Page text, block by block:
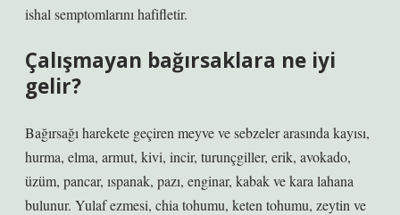
ishal semptomlarını hafifletir.
Çalışmayan bağırsaklara ne iyi
gelir?
Bağırsağı harekete geçiren meyve ve sebzeler arasında kayısı,
hurma, elma, armut, kivi, incir, turunçgiller, erik, avokado,
üzüm, pancar, ıspanak, pazı, enginar, kabak ve kara lahana
bulunur. Yulaf ezmesi, chia tohumu, keten tohumu, zeytin ve